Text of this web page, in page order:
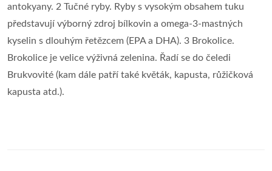
antokyany. 2 Tučné ryby. Ryby s vysokým obsahem tuku
představují výborný zdroj bílkovin a omega-3-mastných
kyselin s dlouhým řetězcem (EPA a DHA). 3 Brokolice.
Brokolice je velice výživná zelenina. Řadí se do čeledi
Brukvovité (kam dále patří také květák, kapusta, růžičková
kapusta atd.).